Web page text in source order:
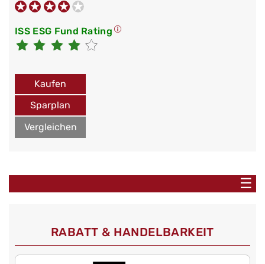
ISS ESG Fund Rating
Kaufen
Sparplan
Vergleichen
☰
RABATT & HANDELBARKEIT